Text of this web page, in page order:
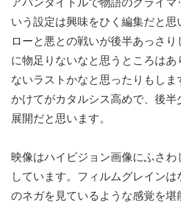
いう設定は興味をひく編集だと
ローと悪との戦いが後半あっさ
に物足りないなと思うところは
ないラストかなと思ったりもし
かけてがカタルシス高めで、後
展開だと思います。
映像はハイビジョン画像にふさ
しています。フィルムグレイン
のネガを見ているような感覚を